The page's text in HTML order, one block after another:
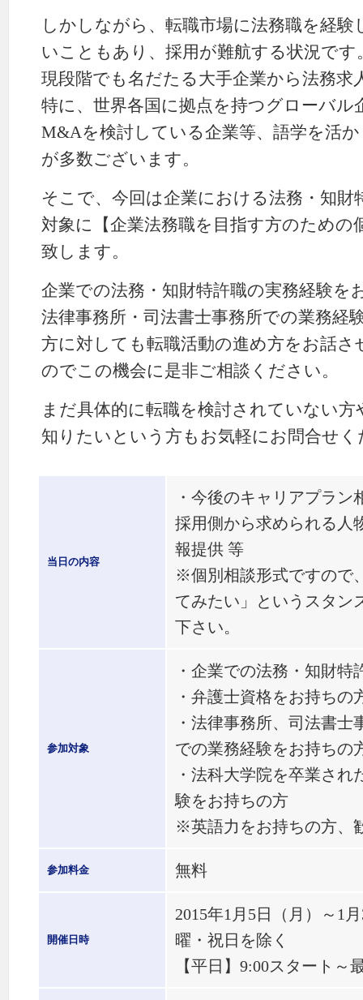
しかしながら、転職市場に法務職を経験
いこともあり、採用が難航する状況です
現段階でも名だたる大手企業から法務求
特に、世界各国に拠点を持つグローバル
M&Aを検討している企業等、語学を活
が多数ございます。
そこで、今回は企業における法務・知財
対象に【企業法務職を目指す方のための
致します。
企業での法務・知財特許職の実務経験を
法律事務所・司法書士事務所での業務経
方に対しても転職活動の進め方をお話
のでこの機会に是非ご相談ください。
まだ具体的に転職を検討されていない
知りたいという方もお気軽にお問合せく
当日の内容
・今後のキャリアプラ
採用側から求められる人
報提供 等
※個別相談形式ですので
てみたい」というスタン
下さい。
参加対象
・企業での法務・知財
・弁護士資格をお持ちの
・法律事務所、司法書
での業務経験をお持ちの
・法科大学院を卒業さ
験をお持ちの方
※英語力をお持ちの方、
参加料金 無料
開催日時
2015年1月5日（月）～
曜・祝日を除く
【平日】9:00スタート～